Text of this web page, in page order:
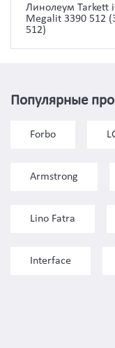
Линолеум Tarkett
Megalit 3390 512
512)
Популярные
Forbo
Armstrong
Lino Fatra
Interface